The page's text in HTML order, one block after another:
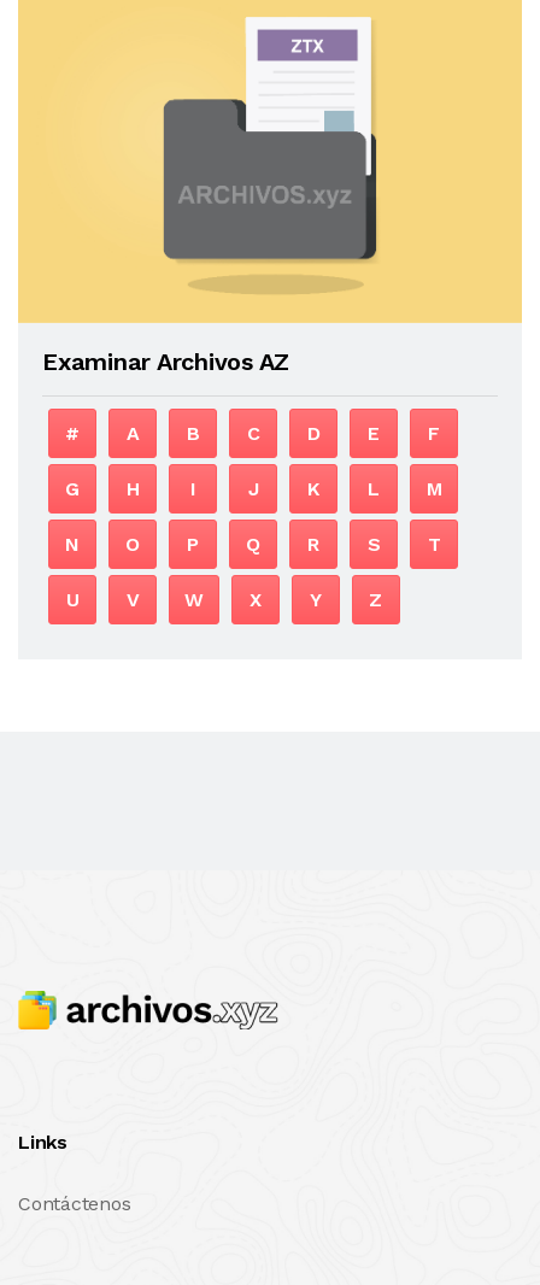
Examinar Archivos AZ
# A B C D E F
G H I J K L M
N O P Q R S T
U V W X Y Z
Links
Contáctenos